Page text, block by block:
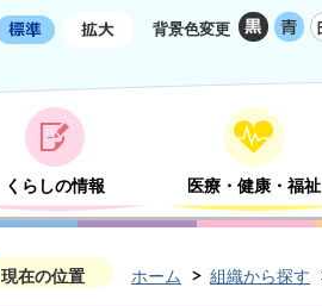
背景色変更
くらしの情報 医療・健康・福祉
現在の位置 ホーム 組織から探す